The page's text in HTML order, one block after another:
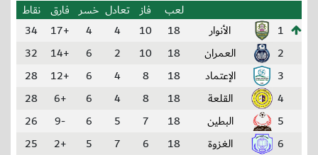
لعب
فاز تعادل خسر فارق نقاط
1
الأنوار 18
10
4
4
+17
34
2
العمران 18
10
2
6
+14
32
3
الإعتماد 18
8
4
6
+12
28
4
القلعة 18
8
4
6
+6
28
5
البطين 18
7
5
6
-9
26
6
الغزوة 18
6
7
5
+2
25